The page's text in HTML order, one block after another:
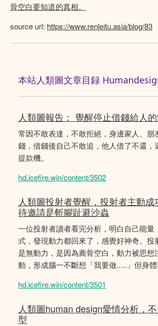
骨空白要知道的真相。
source url: https://www.renleitu.asia/blog/83
本站人類圖文章目録
人類圖報告： 覺醒停止借錢給人
常因不敢表達，不敢拒絕，身邊家人、朋
錢，借錢後自己不敢追，他人借了不還，
提款機。
hd.icefire.win/content/3502
人類圖投射者覺醒，投射者主動
待邀請是斬腳趾避沙蟲
一位投射者讀者看完分析，明白自己能量
式，發現動力都回來了，感覺好神奇。投
是無動力，是因為薦骨空白，動力被思想
動，形成腦一不斷想「我要做.....」但身體
hd.icefire.win/content/3501
人類圖human design愛情分析，
型